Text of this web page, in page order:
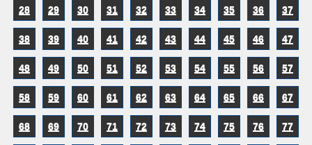
28 29 30 31 32 33 34 35 36 37
38 39 40 41 42 43 44 45 46 47
48 49 50 51 52 53 54 55 56 57
58 59 60 61 62 63 64 65 66 67
68 69 70 71 72 73 74 75 76 77